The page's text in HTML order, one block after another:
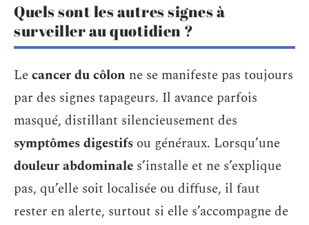
Quels sont les autres signes à
surveiller au quotidien ?
Lecancer du côlon ne se manifeste pas toujours
par des signes tapageurs. Il avance parfois
masqué, distillant silencieusement des
symptômes digestifs ou généraux. Lorsqu’une
douleur abdominale s’installe et ne s’explique
pas, qu’elle soit localisée ou diffuse, il faut
rester en alerte, surtout si elle s’accompagne de